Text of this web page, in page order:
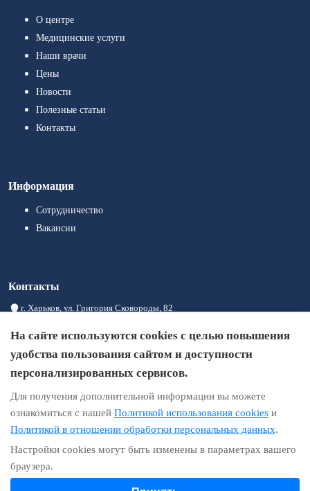
О центре
Медицинские услуги
Наши врачи
Цены
Новости
Полезные статьи
Контакты
Информация
Сотрудничество
Вакансии
Контакты
г. Харьков, ул. Григория Сковороды, 82
info@brigid.com.ua
Информация на сайте не является публичной офертой
Условия использования
На сайте используются cookies с целью повышения
удобства пользования сайтом и доступности
персонализированных сервисов.
Для получения дополнительной информации вы можете
ознакомиться с нашей Политикой использования cookies и
Политикой в отношении обработки персональных данных.
Настройки cookies могут быть изменены в параметрах вашего
браузера.